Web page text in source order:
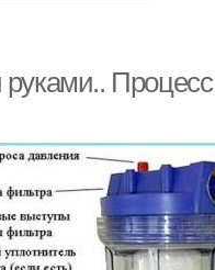
Процесс